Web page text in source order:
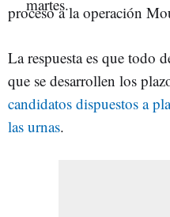
proceso a la operación
La respuesta es que todo
que se desarrollen los
candidatos dispuestos a
las urnas.